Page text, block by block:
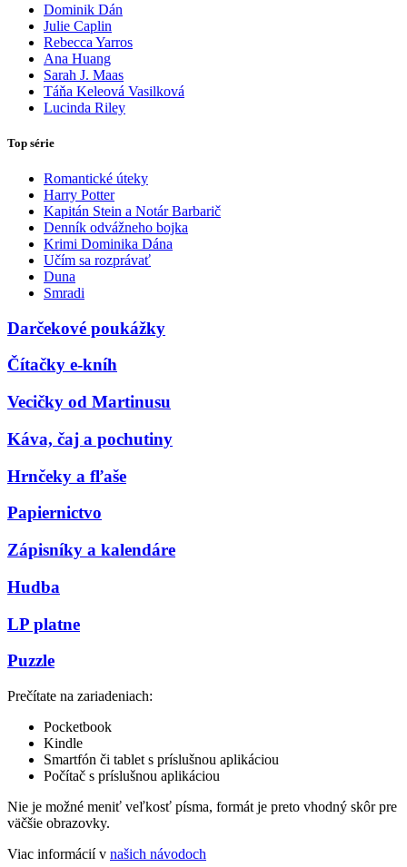
Dominik Dán
Julie Caplin
Rebecca Yarros
Ana Huang
Sarah J. Maas
Táňa Keleová Vasilková
Lucinda Riley
Top série
Romantické úteky
Harry Potter
Kapitán Stein a Notár Barbarič
Denník odvážneho bojka
Krimi Dominika Dána
Učím sa rozprávať
Duna
Smradi
Darčekové poukážky
Čítačky e-kníh
Vecičky od Martinusu
Káva, čaj a pochutiny
Hrnčeky a fľaše
Papiernictvo
Zápisníky a kalendáre
Hudba
LP platne
Puzzle
Prečítate na zariadeniach:
Pocketbook
Kindle
Smartfón či tablet s príslušnou aplikáciou
Počítač s príslušnou aplikáciou
Nie je možné meniť veľkosť písma, formát je preto vhodný skôr pre
väčšie obrazovky.
Viac informácií v našich návodoch